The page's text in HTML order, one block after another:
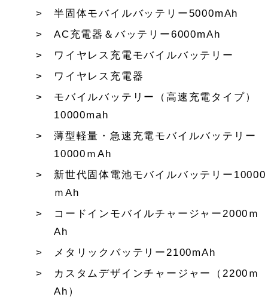
半固体モバイルバッテリー5000mAh
AC充電器＆バッテリー6000mAh
ワイヤレス充電モバイルバッテリー
ワイヤレス充電器
モバイルバッテリー（高速充電タイプ）
10000mah
薄型軽量・急速充電モバイルバッテリー
10000ｍAh
新世代固体電池モバイルバッテリー10000
ｍAh
コードインモバイルチャージャー2000ｍ
Ah
メタリックバッテリー2100mAh
カスタムデザインチャージャー（2200ｍ
Ah）